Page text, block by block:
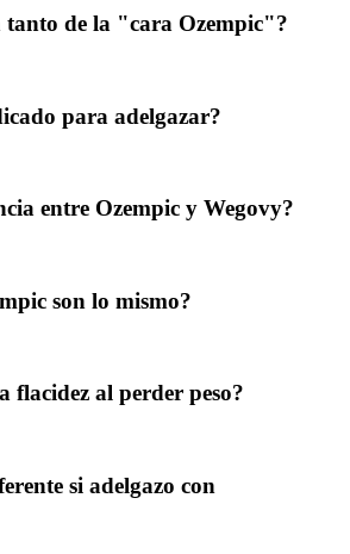
tanto de la "cara Ozempic"?
para adelgazar?
entre Ozempic y Wegovy?
son lo mismo?
flacidez al perder peso?
si adelgazo con